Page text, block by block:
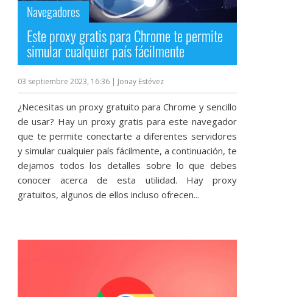
Navegadores
Este proxy gratis para Chrome te permite
simular cualquier país fácilmente
03 septiembre 2023, 16:36 | Jonay Estévez
¿Necesitas un proxy gratuito para Chrome y sencillo
de usar? Hay un proxy gratis para este navegador
que te permite conectarte a diferentes servidores
y simular cualquier país fácilmente, a continuación, te
dejamos todos los detalles sobre lo que debes
conocer acerca de esta utilidad. Hay proxy
gratuitos, algunos de ellos incluso ofrecen...